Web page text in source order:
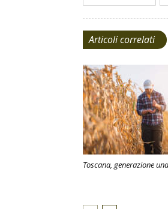
Articoli correlati
Toscana, generazione